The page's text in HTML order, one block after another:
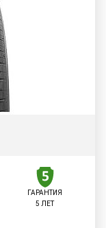
ГАРАНТИЯ
5 ЛЕТ